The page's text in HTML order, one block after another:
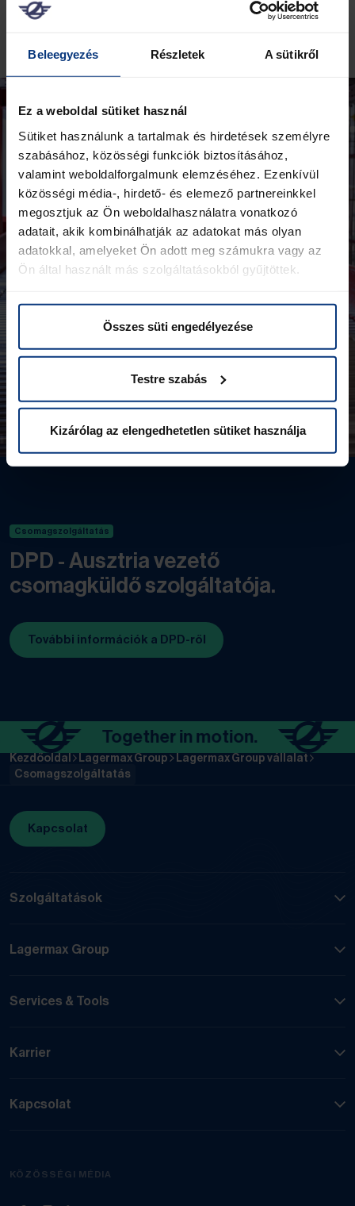
Beleegyezés Részletek A sütikről
Ez a weboldal sütiket használ
Sütiket használunk a tartalmak és hirdetések személyre
szabásához, közösségi funkciók biztosításához,
valamint weboldalforgalmunk elemzéséhez. Ezenkívül
közösségi média-, hirdető- és elemező partnereinkkel
megosztjuk az Ön weboldalhasználatra vonatkozó
adatait, akik kombinálhatják az adatokat más olyan
adatokkal, amelyeket Ön adott meg számukra vagy az
Ön által használt más szolgáltatásokból gyűjtöttek.
Összes süti engedélyezése
Testre szabás
Kizárólag az elengedhetetlen sütiket használja
Európa legnagyobb csomagküldő szolgáltatója, évente
Csomagszolgáltatás
DPD - Ausztria vezető
csomagküldő szolgáltatója.
További információk a DPD-ről
Together in motion.
Kezdőoldal Lagermax Group
Lagermax Group vállalat
Csomagszolgáltatás
Kapcsolat
Szolgáltatások
Lagermax Group
Services & Tools
Karrier
Kapcsolat
KÖZÖSSÉGI MÉDIA